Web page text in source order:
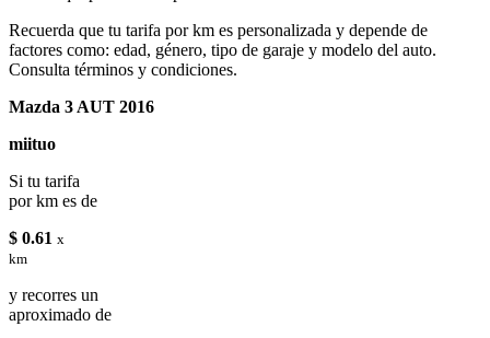
Recuerda que tu tarifa por km es personalizada y depende de
factores como: edad, género, tipo de garaje y modelo del auto.
Consulta términos y condiciones.
Mazda 3 AUT 2016
miituo
Si tu tarifa
por km es de
$ 0.61 x
km
y recorres un
aproximado de